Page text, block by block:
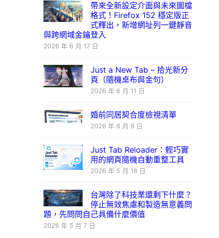
帶來全新設定介面與未來圖檔
格式！Firefox 152 穩定版正
式釋出，新增網址列一鍵靜音
與跨網域金鑰登入
2026 年 6 月 17 日
Just a New Tab – 拾光新分
頁（隨機桌布與金句）
2026 年 6 月 11 日
婚前同居契合度檢視清單
2026 年 6 月 9 日
Just Tab Reloader：輕巧實
用的網頁隨機自動重整工具
2026 年 5 月 18 日
台灣除了科技業還剩下什麼？
停止無效焦慮和製造無意義問
題，先問問自己具備什麼價值
2026 年 5 月 7 日